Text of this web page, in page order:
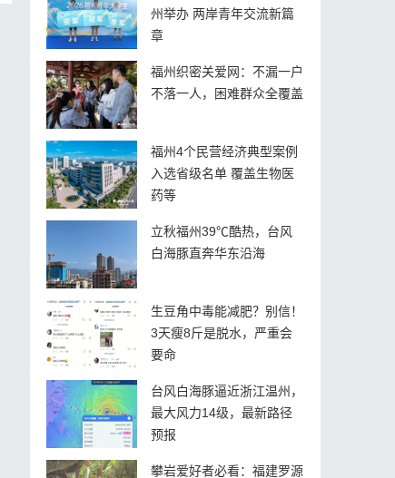
州举办 两岸青年交流新篇
章
福州织密关爱网：不漏一户
不落一人，困难群众全覆盖
福州4个民营经济典型案例
入选省级名单 覆盖生物医
药等
立秋福州39℃酷热，台风
白海豚直奔华东沿海
生豆角中毒能减肥？别信！
3天瘦8斤是脱水，严重会
要命
台风白海豚逼近浙江温州，
最大风力14级，最新路径
预报
攀岩爱好者必看：福建罗源